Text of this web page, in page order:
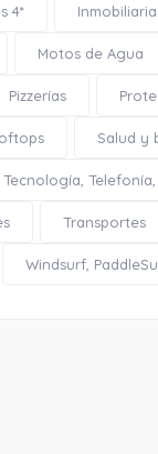
4*
Motos de Agua
Pizzerías
Salud y
Tecnología,
Transportes
Windsurf,